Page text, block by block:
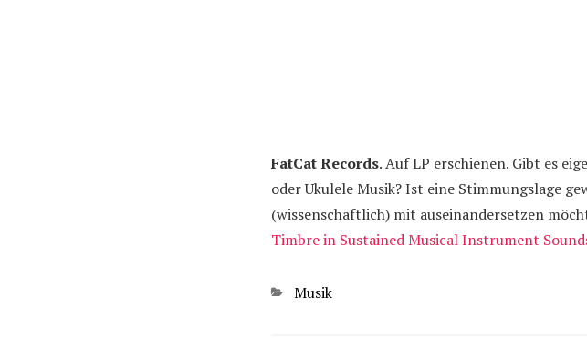
FatCat Records. Auf LP erschienen. Gibt es
oder Ukulele Musik? Ist eine Stimmungslage
(wissenschaftlich) mit auseinandersetzen
Timbre in Sustained Musical Instrument
Kategorien
Musik